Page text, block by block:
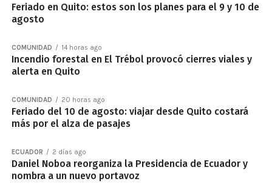
Feriado en Quito: estos son los planes para el 9 y 10 de
agosto
COMUNIDAD 14 horas ago
Incendio forestal en El Trébol provocó cierres viales y
alerta en Quito
COMUNIDAD 20 horas ago
Feriado del 10 de agosto: viajar desde Quito costará
más por el alza de pasajes
ECUADOR 2 días ago
Daniel Noboa reorganiza la Presidencia de Ecuador y
nombra a un nuevo portavoz